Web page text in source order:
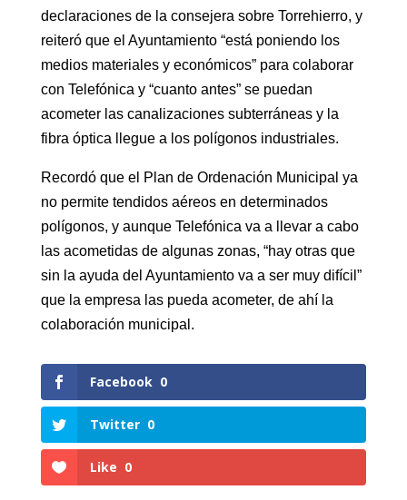
declaraciones de la consejera sobre Torrehierro, y
reiteró que el Ayuntamiento “está poniendo los
medios materiales y económicos” para colaborar
con Telefónica y “cuanto antes” se puedan
acometer las canalizaciones subterráneas y la
fibra óptica llegue a los polígonos industriales.
Recordó que el Plan de Ordenación Municipal ya
no permite tendidos aéreos en determinados
polígonos, y aunque Telefónica va a llevar a cabo
las acometidas de algunas zonas, “hay otras que
sin la ayuda del Ayuntamiento va a ser muy difícil”
que la empresa las pueda acometer, de ahí la
colaboración municipal.
Facebook 0
Twitter 0
Like 0